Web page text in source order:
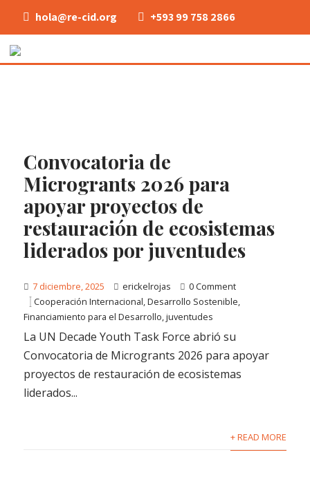
hola@re-cid.org +593 99 758 2866
Convocatoria de
Microgrants 2026 para
apoyar proyectos de
restauración de ecosistemas
liderados por juventudes
7 diciembre, 2025 erickelrojas
0 Comment
Cooperación Internacional,Desarrollo Sostenible,
Financiamiento para el Desarrollo,juventudes
La UN Decade Youth Task Force abrió su
Convocatoria de Microgrants 2026 para apoyar
proyectos de restauración de ecosistemas
liderados...
+ READ MORE